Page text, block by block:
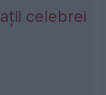
celebrei